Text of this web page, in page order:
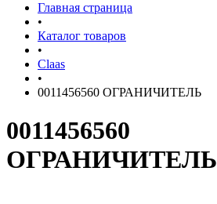
Главная страница
•
Каталог товаров
•
Claas
•
0011456560 ОГРАНИЧИТЕЛЬ
0011456560
ОГРАНИЧИТЕЛЬ